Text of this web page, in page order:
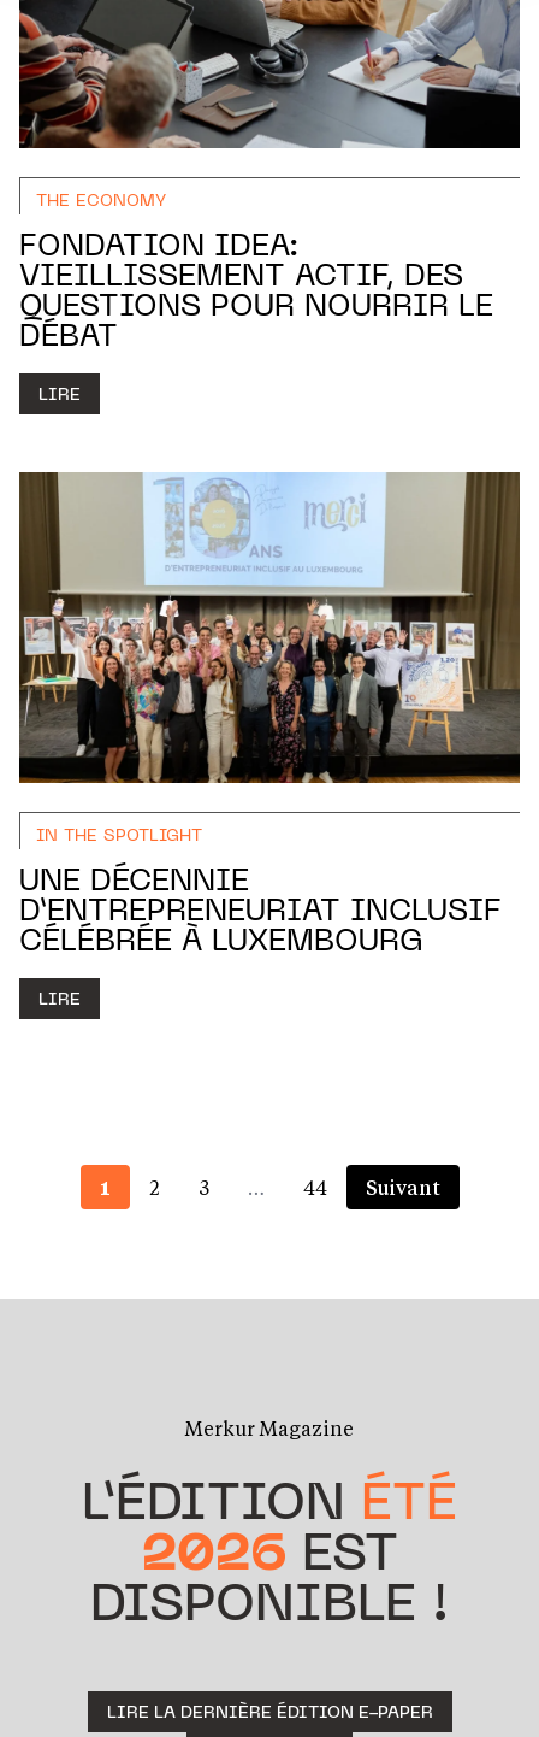
THE ECONOMY
FONDATION IDEA:
VIEILLISSEMENT ACTIF, DES
QUESTIONS POUR NOURRIR LE
DÉBAT
LIRE
IN THE SPOTLIGHT
UNE DÉCENNIE
D’ENTREPRENEURIAT INCLUSIF
CÉLÉBRÉE À LUXEMBOURG
LIRE
1 2 3 … 44 Suivant
Merkur Magazine
L’ÉDITION ÉTÉ
2026 EST
DISPONIBLE !
LIRE LA DERNIÈRE ÉDITION E-PAPER